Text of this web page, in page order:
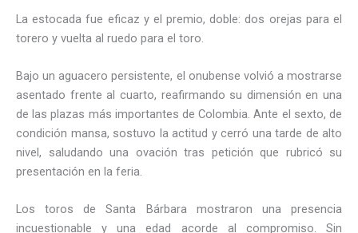
La estocada fue eficaz y el premio, doble: dos orejas para el
torero y vuelta al ruedo para el toro.
Bajo un aguacero persistente, el onubense volvió a mostrarse
asentado frente al cuarto, reafirmando su dimensión en una
de las plazas más importantes de Colombia. Ante el sexto, de
condición mansa, sostuvo la actitud y cerró una tarde de alto
nivel, saludando una ovación tras petición que rubricó su
presentación en la feria.
Los toros de Santa Bárbara mostraron una presencia
incuestionable y una edad acorde al compromiso. Sin